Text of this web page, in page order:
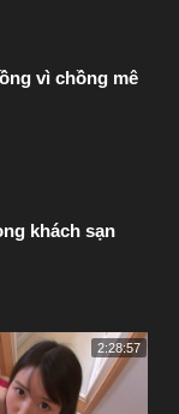
vì chồng mê
khách sạn
2:28:57